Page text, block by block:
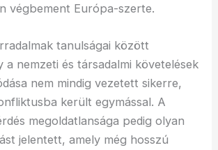
végbement Európa-szerte.
tanulságai között
a nemzeti és társadalmi követelések
nem mindig vezetett sikerre,
került egymással. A
megoldatlansága pedig olyan
jelentett, amely még hosszú